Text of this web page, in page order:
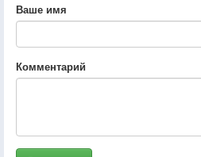
Ваше имя
Комментарий